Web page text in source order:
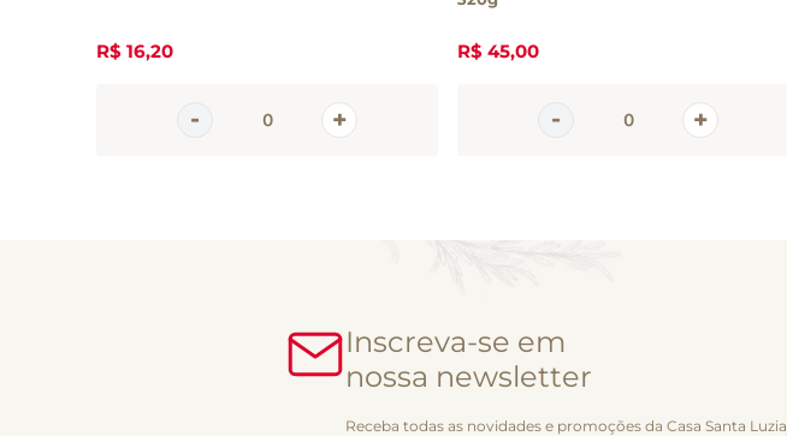
R$ 16,20 R$ 45,00
Inscreva-se em
nossa newsletter
Receba todas as novidades e promoções da Casa Santa Luzia